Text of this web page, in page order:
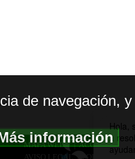
MAPA WEB|
AVISO LEGAL| POLITICA DE
de navegación,
información